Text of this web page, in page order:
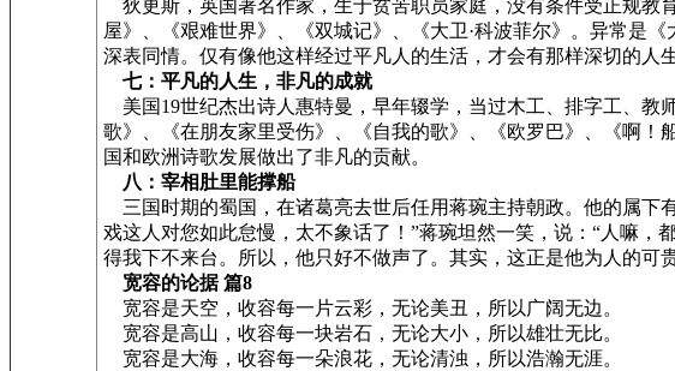
狄更斯，英国著名作家，生于贫苦职员家庭，没有条件受正规教
屋》、《艰难世界》、《双城记》、《大卫·科波菲尔》。异常是
深表同情。仅有像他这样经过平凡人的生活，才会有那样深切的人生
七：平凡的人生，非凡的成就
美国19世纪杰出诗人惠特曼，早年辍学，当过木工、排字工、教
歌》、《在朋友家里受伤》、《自我的歌》、《欧罗巴》、《啊
国和欧洲诗歌发展做出了非凡的贡献。
八：宰相肚里能撑船
三国时期的蜀国，在诸葛亮去世后任用蒋琬主持朝政。他的属下
戏这人对您如此怠慢，太不象话了！”蒋琬坦然一笑，说：“人嘛
得我下不来台。所以，他只好不做声了。其实，这正是他为人的可
宽容的论据 篇8
宽容是天空，收容每一片云彩，无论美丑，所以广阔无边。
宽容是高山，收容每一块岩石，无论大小，所以雄壮无比。
宽容是大海，收容每一朵浪花，无论清浊，所以浩瀚无涯。